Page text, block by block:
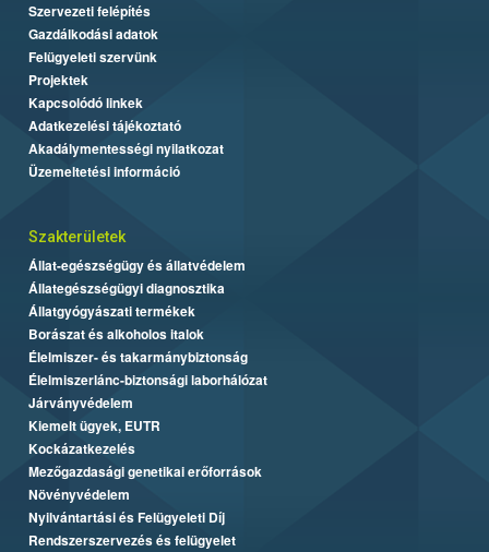
Szervezeti felépítés
Gazdálkodási adatok
Felügyeleti szervünk
Projektek
Kapcsolódó linkek
Adatkezelési tájékoztató
Akadálymentességi nyilatkozat
Üzemeltetési információ
Szakterületek
Állat-egészségügy és állatvédelem
Állategészségügyi diagnosztika
Állatgyógyászati termékek
Borászat és alkoholos italok
Élelmiszer- és takarmánybiztonság
Élelmiszerlánc-biztonsági laborhálózat
Járványvédelem
Kiemelt ügyek, EUTR
Kockázatkezelés
Mezőgazdasági genetikai erőforrások
Növényvédelem
Nyilvántartási és Felügyeleti Díj
Rendszerszervezés és felügyelet